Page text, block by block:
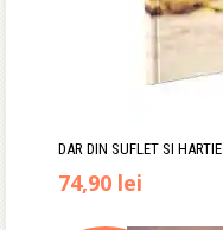
DAR DIN SUFLET SI HARTIE
74,90 lei